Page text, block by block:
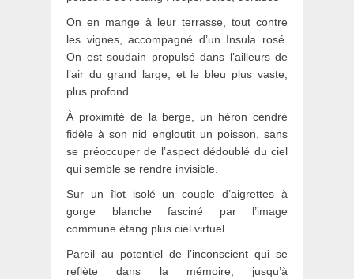
On en mange à leur terrasse, tout contre
les vignes, accompagné d’un Insula rosé.
On est soudain propulsé dans l’ailleurs de
l’air du grand large, et le bleu plus vaste,
plus profond.
À proximité de la berge, un héron cendré
fidèle à son nid engloutit un poisson, sans
se préoccuper de l’aspect dédoublé du ciel
qui semble se rendre invisible.
Sur un îlot isolé un couple d’aigrettes à
gorge blanche fasciné par l’image
commune étang plus ciel virtuel
Pareil au potentiel de l’inconscient qui se
reflète dans la mémoire, jusqu’à